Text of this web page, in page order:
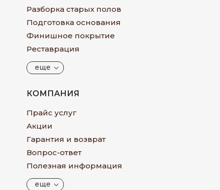
Разборка старых полов
Подготовка основания
Финишное покрытие
Реставрация
еще
КОМПАНИЯ
Прайс услуг
Акции
Гарантия и возврат
Вопрос-ответ
Полезная информация
еще